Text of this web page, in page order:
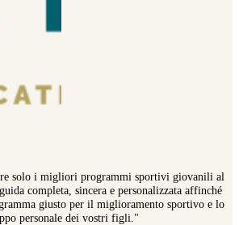
solo i migliori programmi sportivi giovanili al
completa, sincera e personalizzata affinché
giusto per il miglioramento sportivo e lo
personale dei vostri figli."